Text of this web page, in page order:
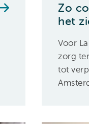
Zo
het
Voor
zorg
tot